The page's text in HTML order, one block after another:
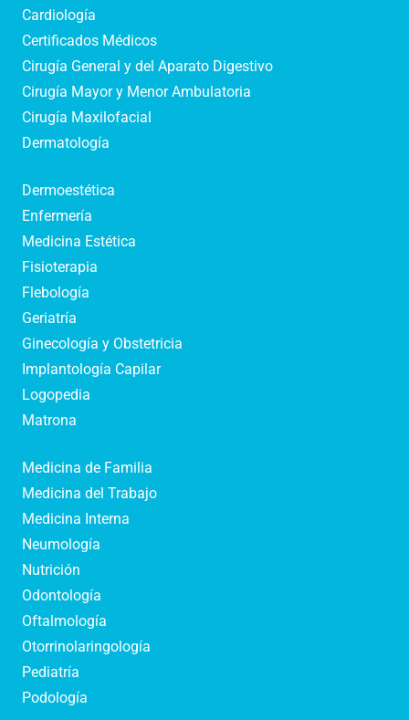
Cardiología
Certificados Médicos
Cirugía General y del Aparato Digestivo
Cirugía Mayor y Menor Ambulatoria
Cirugía Maxilofacial
Dermatología
Dermoestética
Enfermería
Medicina Estética
Fisioterapia
Flebología
Geriatría
Ginecología y Obstetricia
Implantología Capilar
Logopedia
Matrona
Medicina de Familia
Medicina del Trabajo
Medicina Interna
Neumología
Nutrición
Odontología
Oftalmología
Otorrinolaringología
Pediatría
Podología